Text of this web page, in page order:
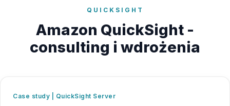
QUICKSIGHT
Amazon QuickSight -
consulting i wdrożenia
Case study | QuickSight Server